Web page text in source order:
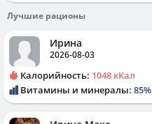
Лучшие рационы
Ирина
2026-08-03
Калорийность: 1048 кКал
Витамины и минералы: 85%